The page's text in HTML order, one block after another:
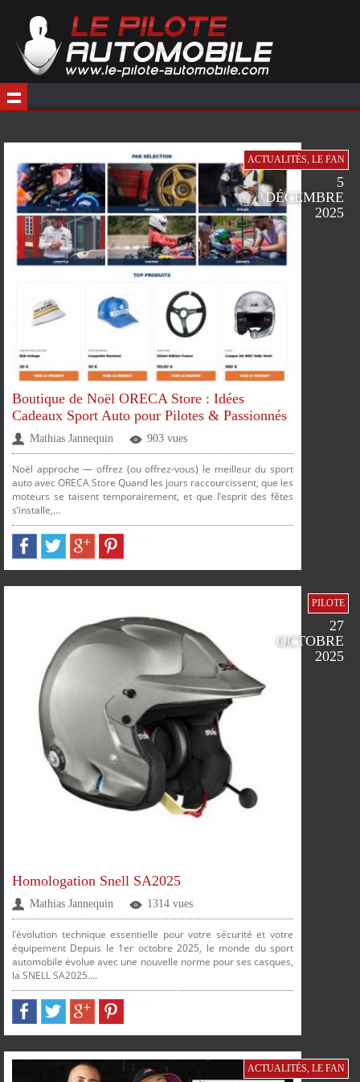
ACTUALITÉS, LE FAN
5
DÉCEMBRE
2025
Boutique de Noël ORECA Store : Idées
Cadeaux Sport Auto pour Pilotes & Passionnés
Mathias Jannequin 903 vues
Noël approche — offrez (ou offrez-vous) le meilleur du sport
auto avec ORECA Store Quand les jours raccourcissent, que les
moteurs se taisent temporairement, et que l’esprit des fêtes
s’installe,...
PARTAGERPARTAGERPARTAGERPARTAGER
PILOTE
27
OCTOBRE
2025
Homologation Snell SA2025
Mathias Jannequin 1314 vues
l’évolution technique essentielle pour votre sécurité et votre
équipement Depuis le 1er octobre 2025, le monde du sport
automobile évolue avec une nouvelle norme pour ses casques,
la SNELL SA2025....
ACTUALITÉS, LE FAN